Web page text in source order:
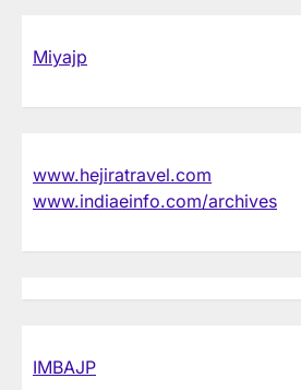
Miyajp
www.hejiratravel.com
www.indiaeinfo.com/archives
IMBAJP